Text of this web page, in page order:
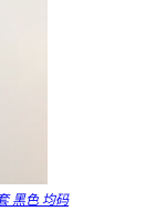
黑色 均码